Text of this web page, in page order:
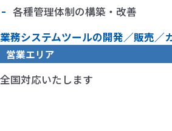
各種管理体制の構築・改善
業務システムツールの開発／販売／
営業エリア
全国対応いたします